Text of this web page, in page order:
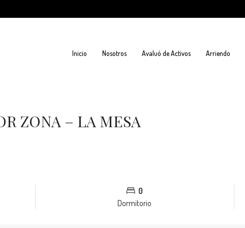
Inicio Nosotros Avaluó de Activos Arriendo
ZONA – LA MESA
0
Dormitorio